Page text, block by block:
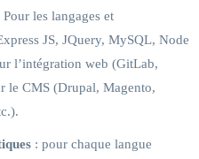
les langages et
JS, JQuery, MySQL, Node
l’intégration web (GitLab,
le CMS (Drupal, Magento,
: pour chaque langue